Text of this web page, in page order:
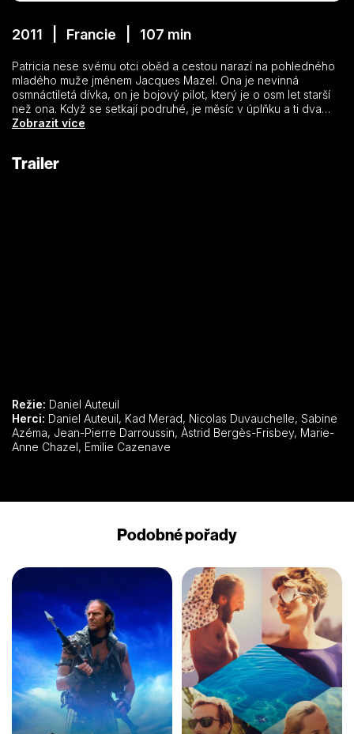
2011 | Francie | 107 min
Patricia nese svému otci oběd a cestou narazí na pohledného
mladého muže jménem Jacques Mazel. Ona je nevinná
osmnáctiletá dívka, on je bojový pilot, který je o osm let starší
než ona. Když se setkají podruhé, je měsíc v úplňku a ti dva
zcela propadnou své touze. Znovu se však už nesetkají,
Jacquesovým bohatým rodičům, že čeká jeho dítě. Mazelovi
Zobrazit více
Trailer
Režie: Daniel Auteuil
Herci:
Azéma, Jean-Pierre Darroussin, Àstrid Bergès-Frisbey, Marie-
Anne Chazel, Emilie Cazenave
Podobné pořady